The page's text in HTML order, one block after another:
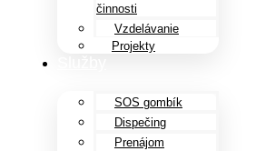
činnosti
Vzdelávanie
Projekty
SOS gombík
Dispečing
Prenájom